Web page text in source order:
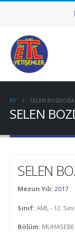
EV SELEN
SELEN
SELEN
Mezun Yılı: 2017
Sınıf: AML - 12.
Bölüm: